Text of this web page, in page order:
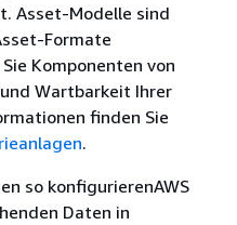
Asset-Modelle sind
Formate
Komponenten von
Wartbarkeit Ihrer
finden Sie
.
so konfigurierenAWS
Daten in